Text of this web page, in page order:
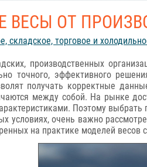
ВЕСЫ ОТ
складское, торговое и
производственных
точного, эффективного
получать корректные
между собой. На рынке
Поэтому
условиях, очень важно
на практике моделей весов